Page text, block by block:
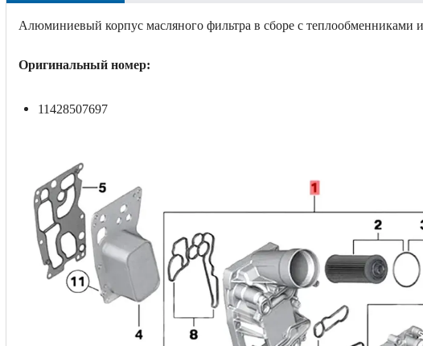
Алюминиевый корпус масляного фильтра в сборе с теплообменниками
Оригинальный номер:
11428507697